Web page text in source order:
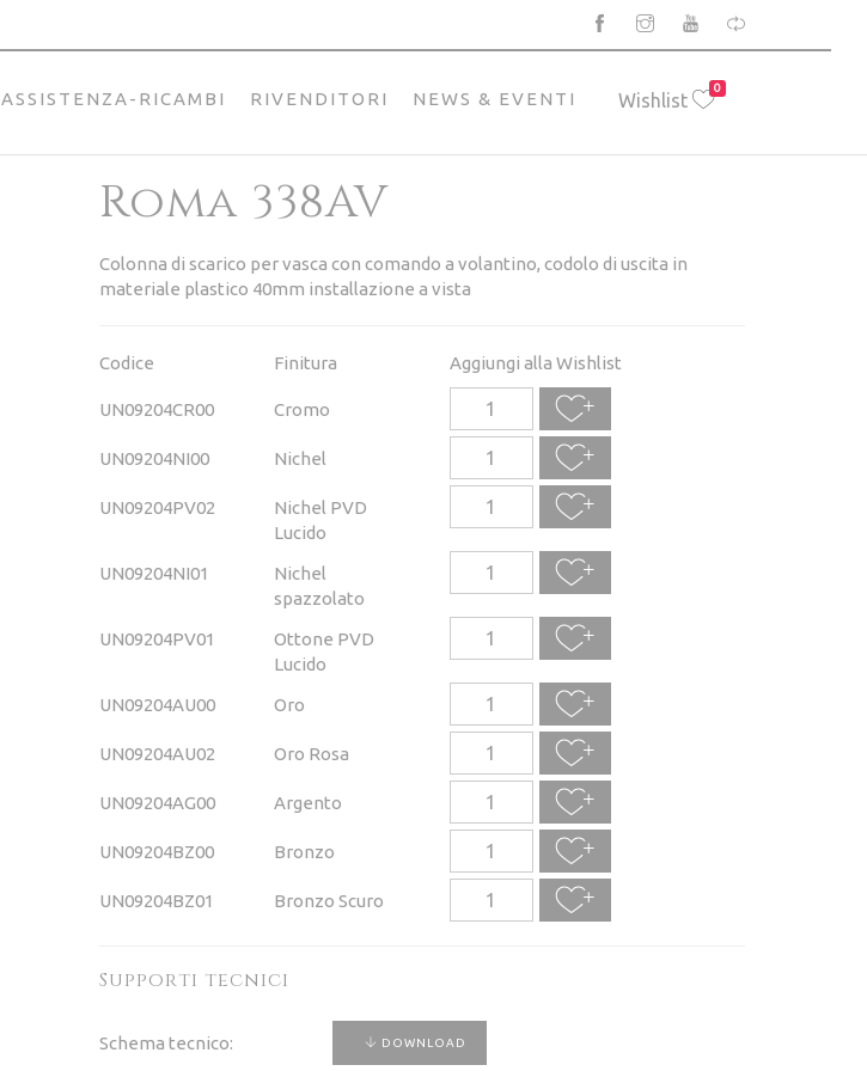
Wishlist
0
ASSISTENZA-RICAMBI RIVENDITORI NEWS & EVENTI
Roma 338AV
Colonna di scarico per vasca con comando a volantino, codolo di uscita in
materiale plastico 40mm installazione a vista
Codice Finitura Aggiungi alla Wishlist
UN09204CR00 Cromo
UN09204NI00 Nichel
UN09204PV02
Nichel PVD
Lucido
UN09204NI01
Nichel
spazzolato
UN09204PV01
Ottone PVD
Lucido
UN09204AU00
Oro
UN09204AU02 Oro Rosa
UN09204AG00 Argento
UN09204BZ00 Bronzo
UN09204BZ01 Bronzo Scuro
Supporti tecnici
Schema tecnico: DOWNLOAD